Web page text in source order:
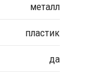
металл
пластик
да